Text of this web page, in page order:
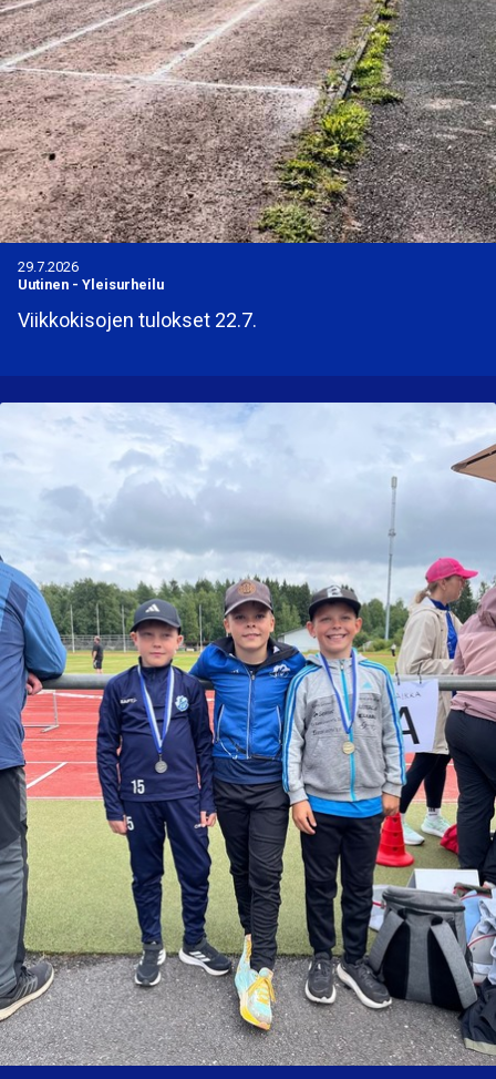
29.7.2026
Uutinen - Yleisurheilu
Viikkokisojen tulokset 22.7.